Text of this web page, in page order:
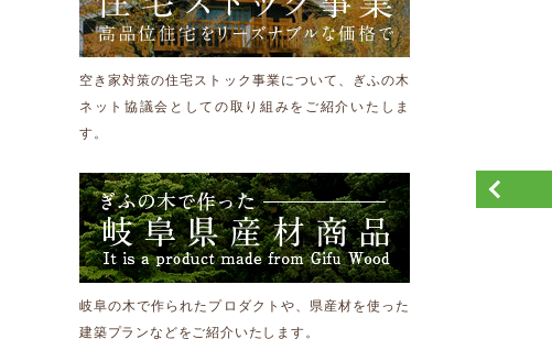
空き家対策の住宅ストック事業について、ぎふの木
ネット協議会としての取り組みをご紹介いたしま
す。
岐阜の木で作られたプロダクトや、県産材を使った
建築プランなどをご紹介いたします。